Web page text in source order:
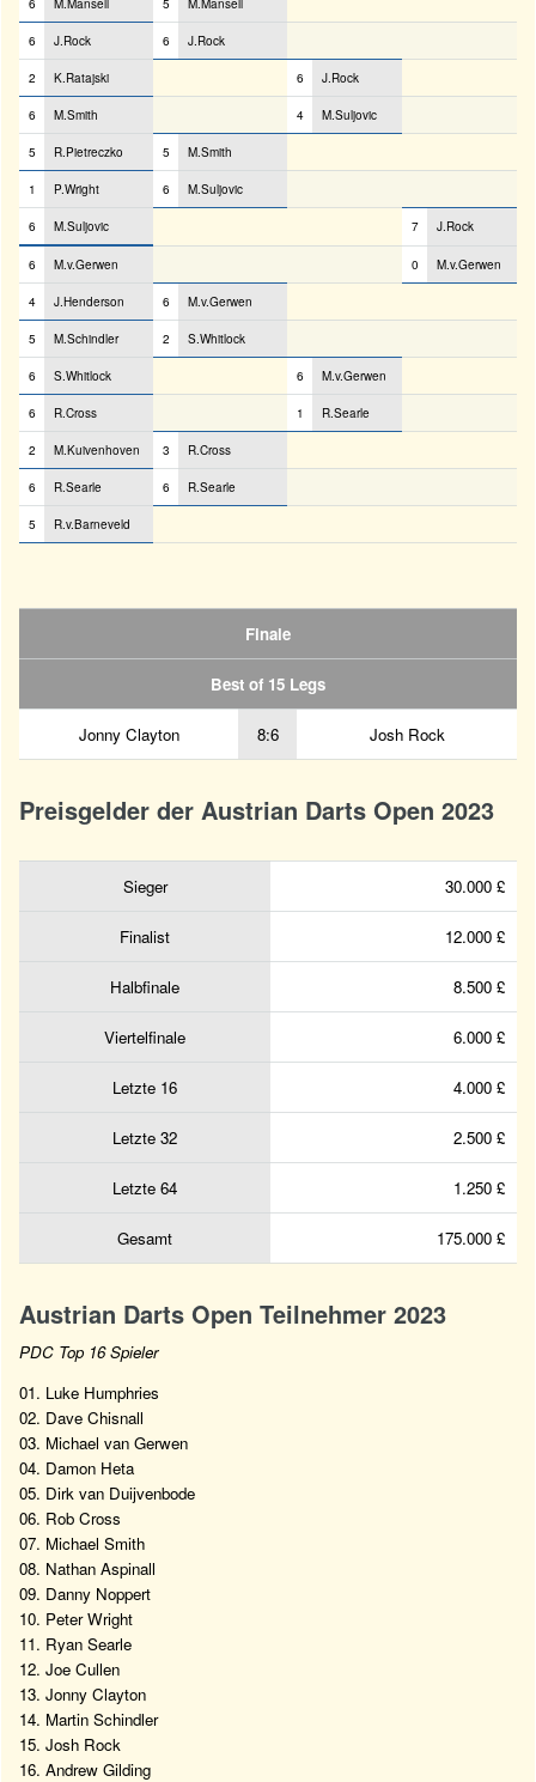
6 M.Mansell 5 M.Mansell
6 J.Rock 6 J.Rock
2 K.Ratajski 6 J.Rock
6 M.Smith 4 M.Suljovic
5 R.Pietreczko 5 M.Smith
1 P.Wright 6 M.Suljovic
6 M.Suljovic 7 J.Rock
6 M.v.Gerwen 0 M.v.Gerwen
4 J.Henderson 6 M.v.Gerwen
5 M.Schindler 2 S.Whitlock
6 S.Whitlock 6 M.v.Gerwen
6 R.Cross 1 R.Searle
2 M.Kuivenhoven 3 R.Cross
6 R.Searle 6 R.Searle
5 R.v.Barneveld
Finale
Best of 15 Legs
Jonny Clayton 8:6 Josh Rock
Preisgelder der Austrian Darts Open 2023
Sieger 30.000 £
Finalist 12.000 £
Halbfinale 8.500 £
Viertelfinale 6.000 £
Letzte 16 4.000 £
Letzte 32 2.500 £
Letzte 64 1.250 £
Gesamt 175.000 £
Austrian Darts Open Teilnehmer 2023
PDC Top 16 Spieler
01. Luke Humphries
02. Dave Chisnall
03. Michael van Gerwen
04. Damon Heta
05. Dirk van Duijvenbode
06. Rob Cross
07. Michael Smith
08. Nathan Aspinall
09. Danny Noppert
10. Peter Wright
11. Ryan Searle
12. Joe Cullen
13. Jonny Clayton
14. Martin Schindler
15. Josh Rock
16. Andrew Gilding